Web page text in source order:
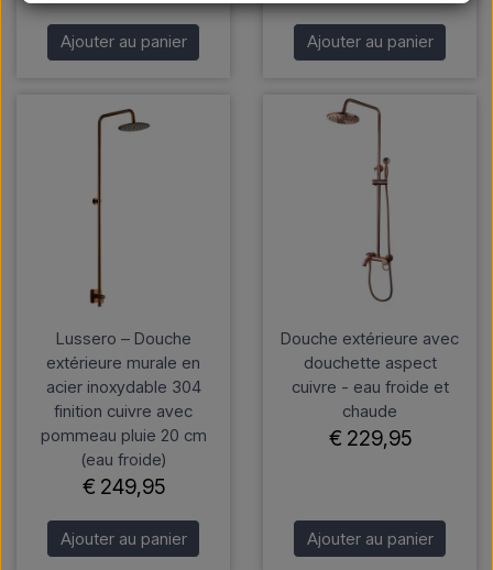
Ajouter au panier Ajouter au panier
Lussero – Douche
extérieure murale en
acier inoxydable 304
finition cuivre avec
pommeau pluie 20 cm
(eau froide)
€ 249,95
Ajouter au panier
Douche extérieure avec
douchette aspect
cuivre - eau froide et
chaude
€ 229,95
Ajouter au panier